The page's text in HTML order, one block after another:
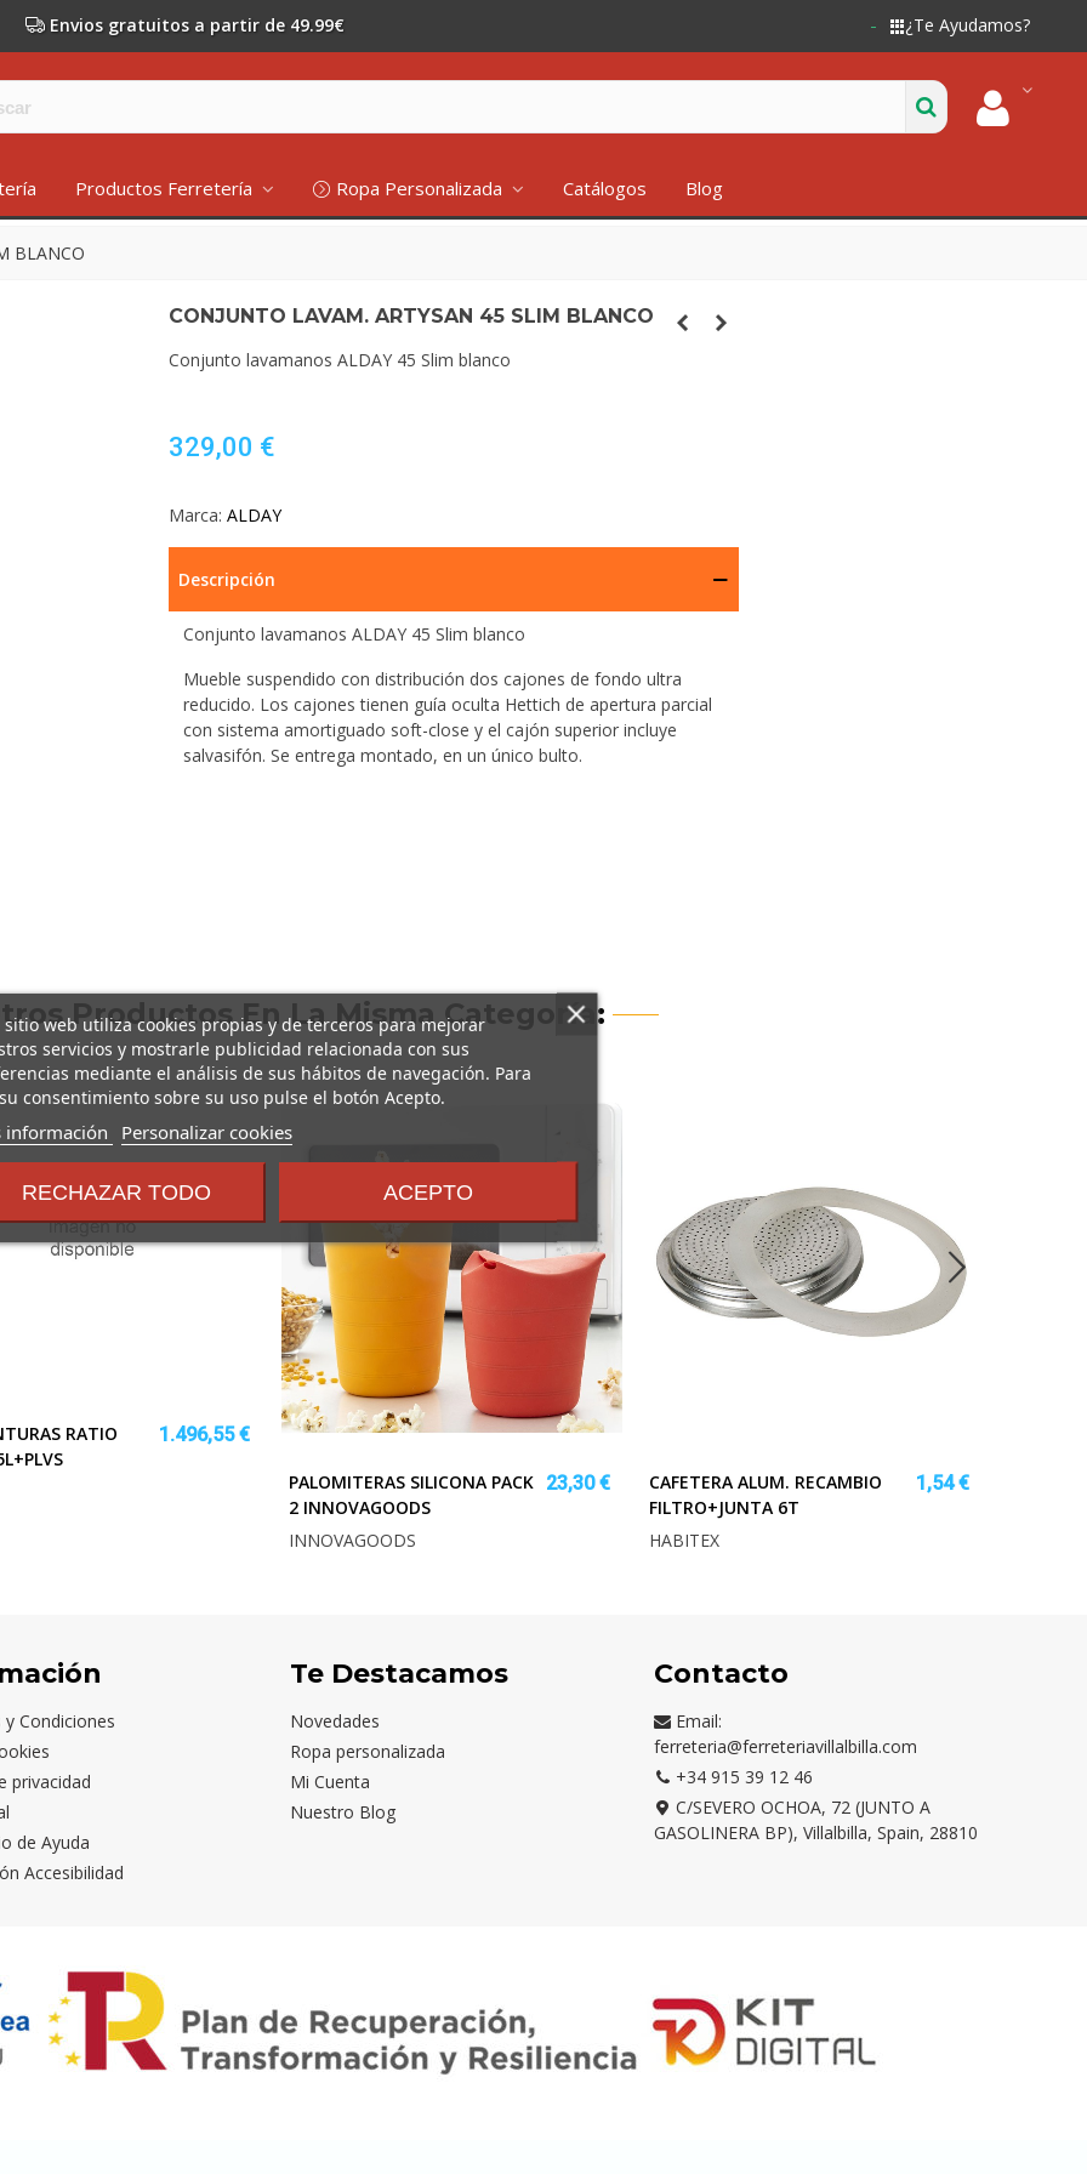
Envios gratuitos a partir de 49.99€ ¿Te Ayudamos?
Productos Ferretería Ropa Personalizada Catálogos Blog
BLANCO
CONJUNTO LAVAM. ARTYSAN 45 SLIM BLANCO
Conjunto lavamanos ALDAY 45 Slim blanco
329,00 €
Marca: ALDAY
Descripción
Conjunto lavamanos ALDAY 45 Slim blanco
Mueble suspendido con distribución dos cajones de fondo ultra
reducido. Los cajones tienen guía oculta Hettich de apertura parcial
con sistema amortiguado soft-close y el cajón superior incluye
salvasifón. Se entrega montado, en un único bulto.
Productos En La Misma Categoría:
RATIO
1.496,55 €
PALOMITERAS SILICONA PACK
2 INNOVAGOODS
23,30 €
INNOVAGOODS
CAFETERA ALUM. RECAMBIO
FILTRO+JUNTA 6T
1,54 €
HABITEX
Condiciones
privacidad
de Ayuda
Accesibilidad
Te Destacamos
Novedades
Ropa personalizada
Mi Cuenta
Nuestro Blog
Contacto
Email:
ferreteria@ferreteriavillalbilla.com
+34 915 39 12 46
C/SEVERO OCHOA, 72 (JUNTO A
GASOLINERA BP), Villalbilla, Spain, 28810
sitio web utiliza cookies propias y de terceros para mejorar
servicios y mostrarle publicidad relacionada con sus
mediante el análisis de sus hábitos de navegación. Para
consentimiento sobre su uso pulse el botón Acepto.
información
sobre
y
condiciones
Personalizar cookies
RECHAZAR TODO ACEPTO